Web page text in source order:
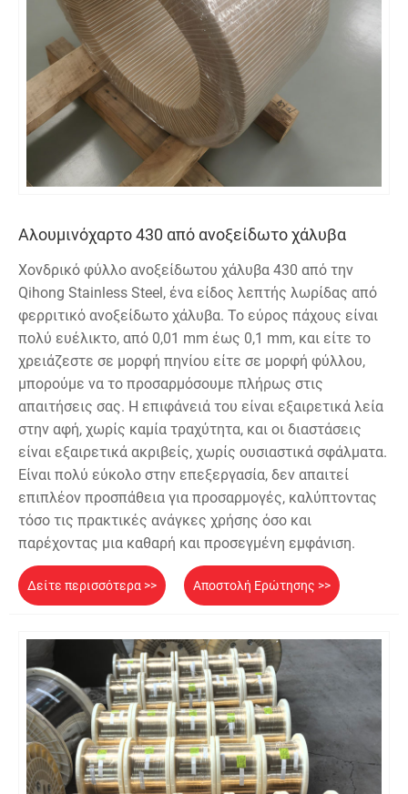
Αλουμινόχαρτο 430 από ανοξείδωτο χάλυβα
Χονδρικό φύλλο ανοξείδωτου χάλυβα 430 από την
Qihong Stainless Steel, ένα είδος λεπτής λωρίδας από
φερριτικό ανοξείδωτο χάλυβα. Το εύρος πάχους είναι
πολύ ευέλικτο, από 0,01 mm έως 0,1 mm, και είτε το
χρειάζεστε σε μορφή πηνίου είτε σε μορφή φύλλου,
μπορούμε να το προσαρμόσουμε πλήρως στις
απαιτήσεις σας. Η επιφάνειά του είναι εξαιρετικά λεία
στην αφή, χωρίς καμία τραχύτητα, και οι διαστάσεις
είναι εξαιρετικά ακριβείς, χωρίς ουσιαστικά σφάλματα.
Είναι πολύ εύκολο στην επεξεργασία, δεν απαιτεί
επιπλέον προσπάθεια για προσαρμογές, καλύπτοντας
τόσο τις πρακτικές ανάγκες χρήσης όσο και
παρέχοντας μια καθαρή και προσεγμένη εμφάνιση.
Δείτε περισσότερα >> Αποστολή Ερώτησης >>